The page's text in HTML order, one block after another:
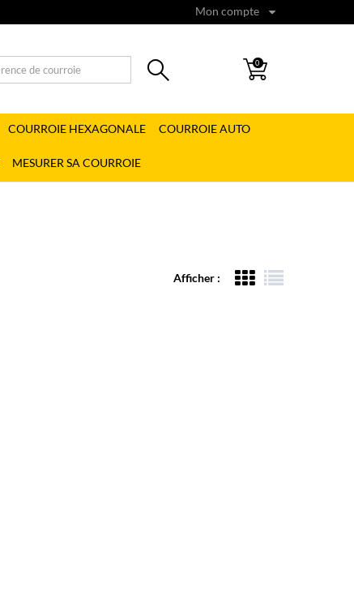
Mon compte
0
COURROIE HEXAGONALE COURROIE AUTO
MESURER SA COURROIE
Afficher :